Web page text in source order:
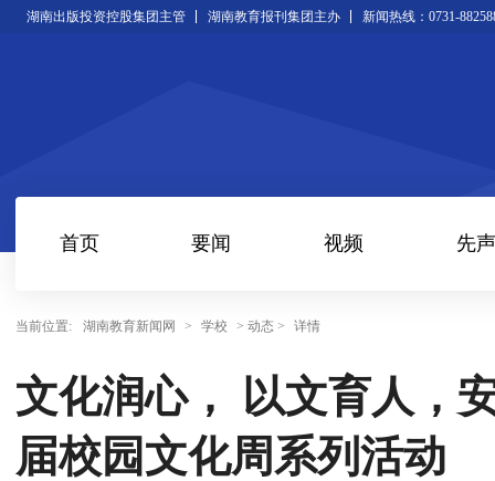
湖南出版投资控股集团主管 湖南教育报刊集团主办 新闻热线：0731-
首页 要闻 视频 先声
当前位置: 湖南教育新闻网 > 学校 > 动态 > 详情
文化润心， 以文育人，
届校园文化周系列活动